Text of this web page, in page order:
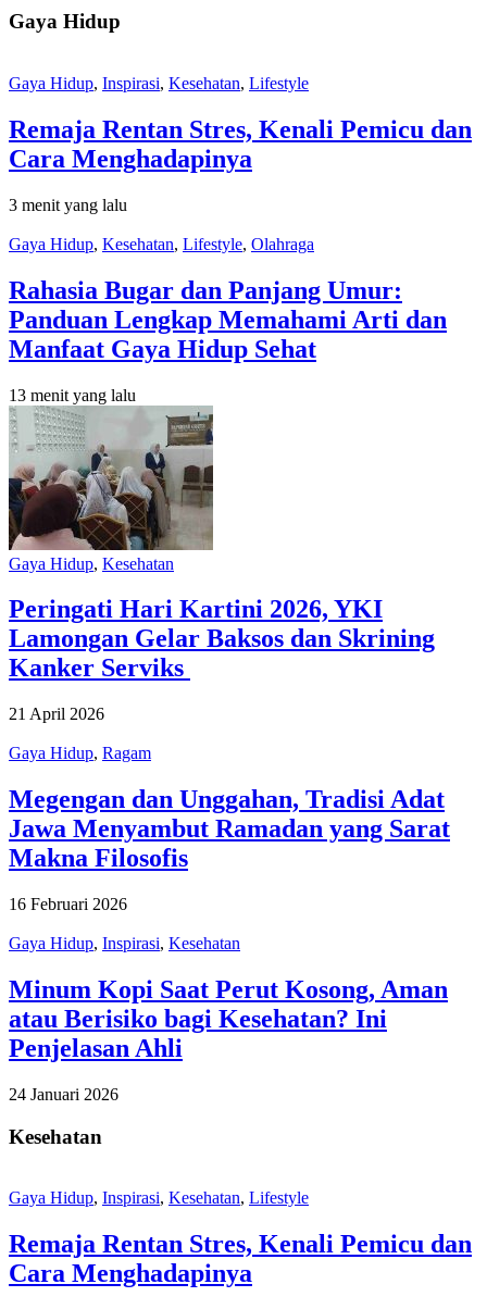
Gaya Hidup
Gaya Hidup, Inspirasi, Kesehatan, Lifestyle
Remaja Rentan Stres, Kenali Pemicu dan
Cara Menghadapinya
3 menit yang lalu
Gaya Hidup, Kesehatan, Lifestyle, Olahraga
Rahasia Bugar dan Panjang Umur:
Panduan Lengkap Memahami Arti dan
Manfaat Gaya Hidup Sehat
13 menit yang lalu
Gaya Hidup, Kesehatan
Peringati Hari Kartini 2026, YKI
Lamongan Gelar Baksos dan Skrining
Kanker Serviks
21 April 2026
Gaya Hidup, Ragam
Megengan dan Unggahan, Tradisi Adat
Jawa Menyambut Ramadan yang Sarat
Makna Filosofis
16 Februari 2026
Gaya Hidup, Inspirasi, Kesehatan
Minum Kopi Saat Perut Kosong, Aman
atau Berisiko bagi Kesehatan? Ini
Penjelasan Ahli
24 Januari 2026
Kesehatan
Gaya Hidup, Inspirasi, Kesehatan, Lifestyle
Remaja Rentan Stres, Kenali Pemicu dan
Cara Menghadapinya